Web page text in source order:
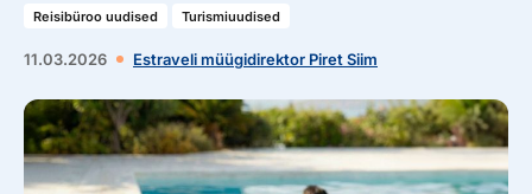
Reisibüroo uudised Turismiuudised
11.03.2026 Estraveli müügidirektor Piret Siim